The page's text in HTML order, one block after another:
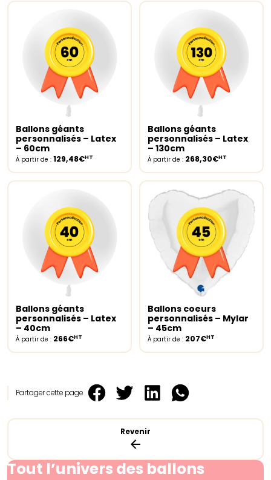
Revenir
Select options
Ballons géants
personnalisés – Latex
– 60cm
À partir de : 129,48€HT
Select options
Ballons géants
personnalisés – Latex
– 130cm
À partir de : 268,30€HT
Select options
Ballons géants
personnalisés – Latex
– 40cm
À partir de : 266€HT
Select options
Ballons coeurs
personnalisés – Mylar
– 45cm
À partir de : 207€HT
Partager cette page
Tout l’univers des ballons